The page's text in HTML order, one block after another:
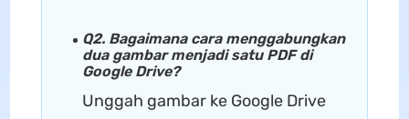
Q2. Bagaimana cara menggabungkan
dua gambar menjadi satu PDF di
Google Drive?
Unggah gambar ke Google Drive